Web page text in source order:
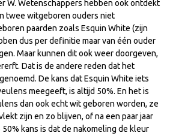
ONLINE
HENGSTENKEURING ONDER HET
NRPS
2025-2026
W. Wetenschappers hebben ook ontdekt
twee witgeboren ouders niet
paarden zoals Esquin White (zijn
dus per definitie maar van één ouder
Maar kunnen dit ook weer doorgeven,
Dat is de andere reden dat het
De kans dat Esquin White iets
meegeeft, is altijd 50%. En het is
dan ook echt wit geboren worden, ze
zijn en zo blijven, of na een paar jaar
kans is dat de nakomeling de kleur